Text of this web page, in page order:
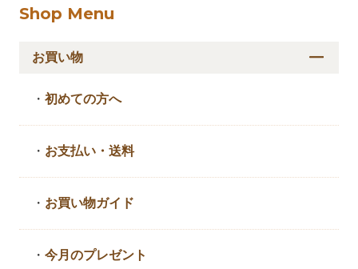
Shop Menu
お買い物
・初めての方へ
・ お支払い・送料
・ お買い物ガイド
・今月のプレゼント